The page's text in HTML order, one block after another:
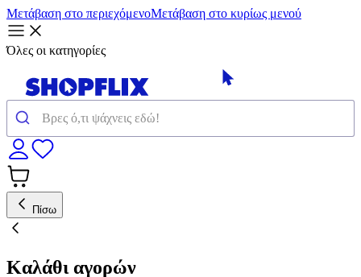
Μετάβαση στο περιεχόμενοΜετάβαση στο κυρίως μενού
Όλες οι κατηγορίες
Πίσω
Καλάθι αγορών